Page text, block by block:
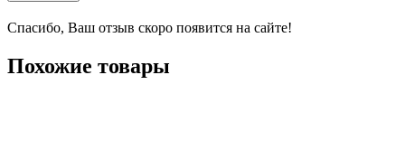
Спасибо, Ваш отзыв скоро появится на сайте!
Похожие товары